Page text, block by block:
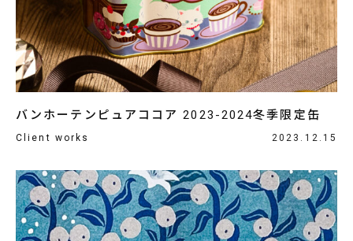
バンホーテンピュアココア 2023-2024冬季限定缶
Client works 2023.12.15